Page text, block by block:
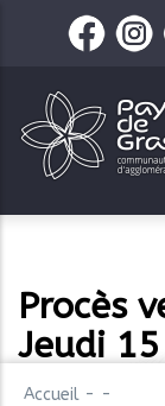
contenu
principal
Procès
Jeudi
Accueil - -